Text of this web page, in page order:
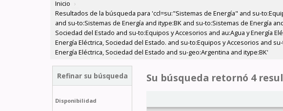
Inicio ›
Resultados de la búsqueda para 'ccl=su:"Sistemas de Energía" and su-
and su-to:Sistemas de Energía and itype:BK and su-to:Sistemas de Energía
Sociedad del Estado and su-to:Equipos y Accesorios and au:Agua y Energía
Energía Eléctrica, Sociedad del Estado. and su-to:Equipos y Accesorios and
Energía Eléctrica, Sociedad del Estado and su-geo:Argentina and itype:BK'
Refinar su búsqueda
Disponibilidad
Su búsqueda retornó 4